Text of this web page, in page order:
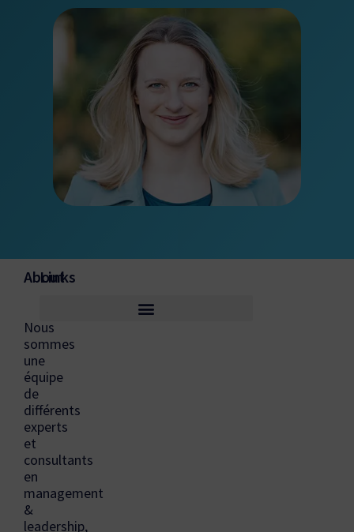
About
Nous
sommes
une
équipe
de
différents
experts
et
consultants
en
management
&
leadership,
Links